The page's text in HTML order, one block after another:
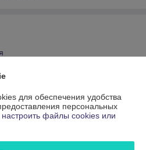
корзину
для обеспечения удобства
персональных
файлы cookies или